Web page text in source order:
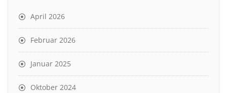
April 2026
Februar 2026
Januar 2025
Oktober 2024